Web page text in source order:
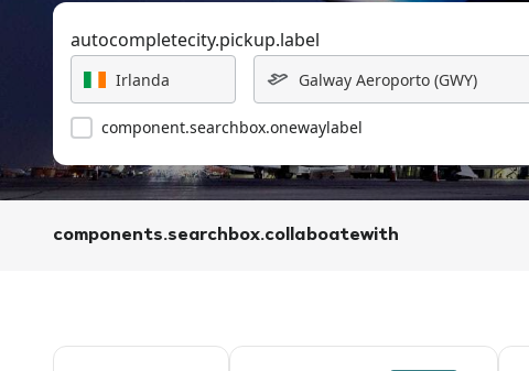
autocompletecity.pickup.label
component.searchbox.onewaylabel
components.searchbox.collaboatewith